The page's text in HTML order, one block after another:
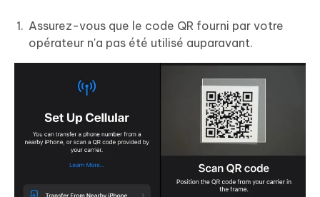
Assurez-vous que le code QR fourni par votre
opérateur n'a pas été utilisé auparavant.